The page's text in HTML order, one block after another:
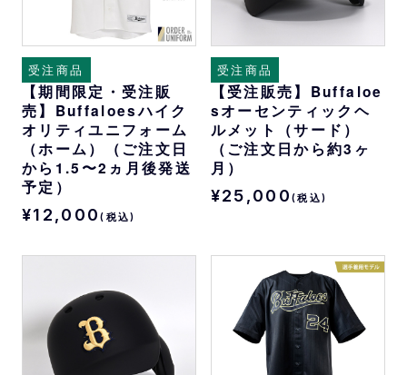
受注商品
【期間限定・受注販
売】Buffaloesハイク
オリティユニフォーム
（ホーム）（ご注文日
から1.5〜2ヵ月後発送
予定）
¥12,000(税込)
受注商品
【受注販売】Buffaloe
sオーセンティックヘ
ルメット（サード）
（ご注文日から約3ヶ
月）
¥25,000(税込)